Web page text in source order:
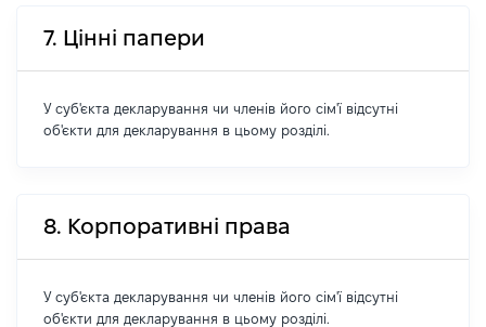
7. Цінні папери
У суб'єкта декларування чи членів його сім'ї відсутні
об'єкти для декларування в цьому розділі.
8. Корпоративні права
У суб'єкта декларування чи членів його сім'ї відсутні
об'єкти для декларування в цьому розділі.